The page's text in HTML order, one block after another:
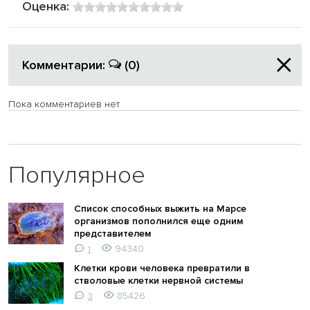
Оценка:
Комментарии: (0)
Пока комментариев нет
Популярное
Список способных выжить на Марсе
организмов пополнился еще одним
представителем
1
94340
Клетки крови человека превратили в
стволовые клетки нервной системы
3
85426